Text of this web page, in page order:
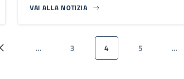
VAI ALLA NOTIZIA
Pagina precedente
… Pagina
3 Pagina attuale
4 Pagina
5 …